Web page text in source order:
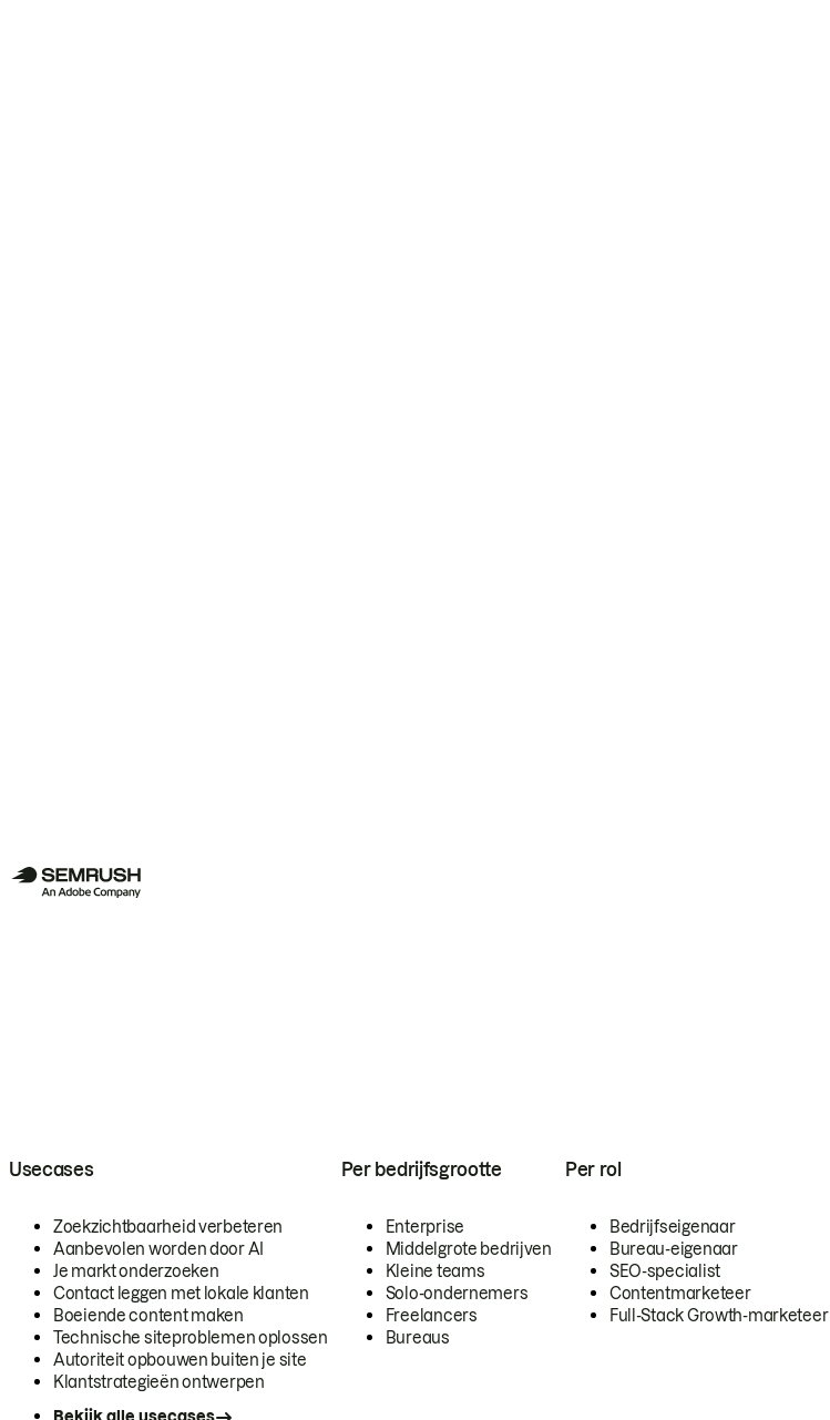
Usecases
Zoekzichtbaarheid verbeteren
Aanbevolen worden door AI
Je markt onderzoeken
Contact leggen met lokale klanten
Boeiende content maken
Technische siteproblemen oplossen
Autoriteit opbouwen buiten je site
Klantstrategieën ontwerpen
Per bedrijfsgrootte
Enterprise
Middelgrote bedrijven
Kleine teams
Solo-ondernemers
Freelancers
Bureaus
Per rol
Bedrijfseigenaar
Bureau-eigenaar
SEO-specialist
Contentmarketeer
Full-Stack Growth-marketeer